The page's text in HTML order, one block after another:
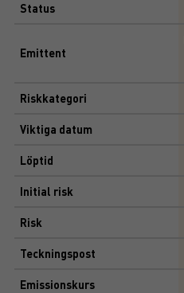
Status
Emittent
Riskkategori
Viktiga datum
Löptid
Initial risk
Risk
Teckningspost
Emissionskurs